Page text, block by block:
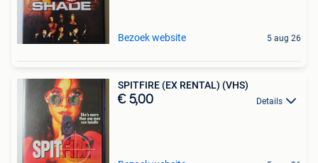
Bezoek website 5 aug 26
SPITFIRE (EX RENTAL) (VHS)
€ 5,00 Details